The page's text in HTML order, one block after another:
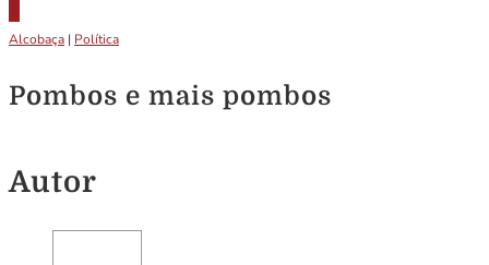
Alcobaça | Política
Pombos e mais pombos
Autor